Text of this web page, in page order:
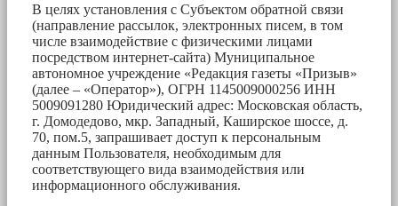
В целях установления с Субъектом обратной связи
(направление рассылок, электронных писем, в том
числе взаимодействие с физическими лицами
посредством интернет-сайта) Муниципальное
автономное учреждение «Редакция газеты «Призыв»
(далее – «Оператор»), ОГРН 1145009000256 ИНН
5009091280 Юридический адрес: Московская область,
г. Домодедово, мкр. Западный, Каширское шоссе, д.
70, пом.5, запрашивает доступ к персональным
данным Пользователя, необходимым для
соответствующего вида взаимодействия или
информационного обслуживания.